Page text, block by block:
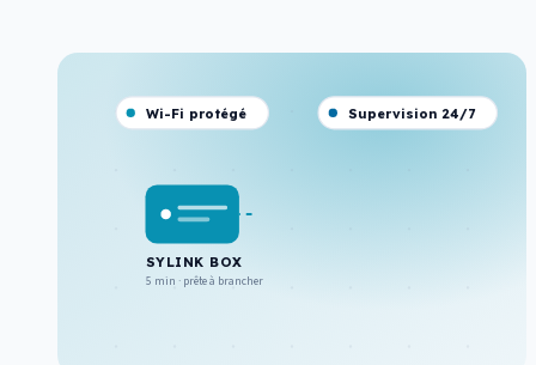
SYLINK BOX
5 min · prête à brancher
Wi-Fi protégé Supervision 24/7